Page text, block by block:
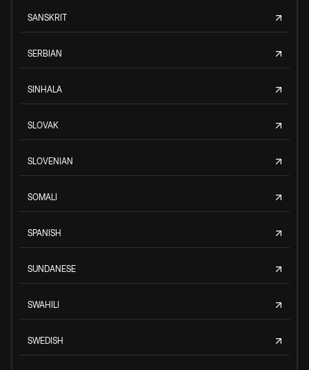
SANSKRIT
SERBIAN
SINHALA
SLOVAK
SLOVENIAN
SOMALI
SPANISH
SUNDANESE
SWAHILI
SWEDISH